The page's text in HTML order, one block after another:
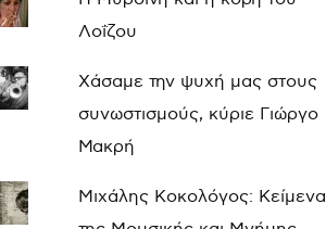
Λοΐζου
Χάσαμε την ψυχή μας στους
συνωστισμούς, κύριε Γιώργο
Μακρή
Μιχάλης Κοκολόγος: Κείμενα